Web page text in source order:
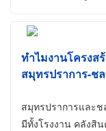
ทำไมงานโครงส
สมุทรปราการ-ช
สมุทรปราการและ
มีทั้งโรงงาน คลังสิ